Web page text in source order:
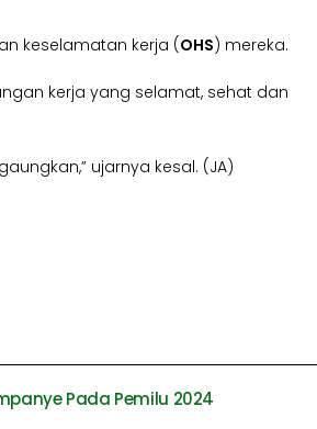
keselamatan kerja (OHS) mereka.
kerja yang selamat, sehat dan
ujarnya kesal. (JA)
Pada Pemilu 2024